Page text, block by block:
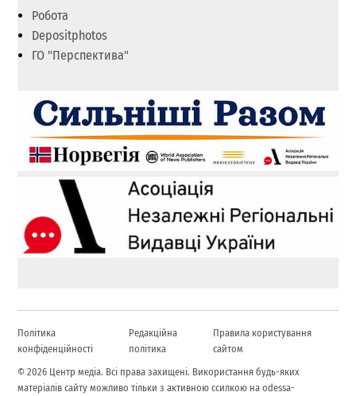
Робота
Depositphotos
ГО "Перспектива"
Політика
конфіденційності
Редакційна
політика
Правила користування
сайтом
© 2026 Центр медіа. Всі права захищені. Використання будь-яких
матеріалів сайту можливо тільки з активною ссилкою на odessa-